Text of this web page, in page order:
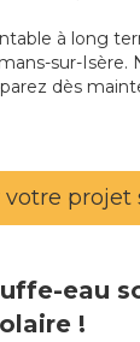
à long
sur-
dès
projet
eau
!